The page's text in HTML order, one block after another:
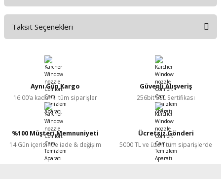
Taksit Seçenekleri
Aynı Gün Kargo
16:00’a kadar ki tüm siparişler
Güvenli Alışveriş
256bit SSL Sertifikası
%100 Müşteri Memnuniyeti
14 Gün içerisinde iade & değişim
Ücretsiz Gönderi
5000 TL ve üzeri tüm siparişlerde